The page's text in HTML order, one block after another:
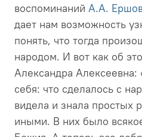
воспоминаний А.А.
дает нам возможность
понять, что тогда
народом. И вот как об
Александра
себя: что сделалось с
видела и знала простых
иными. В них было